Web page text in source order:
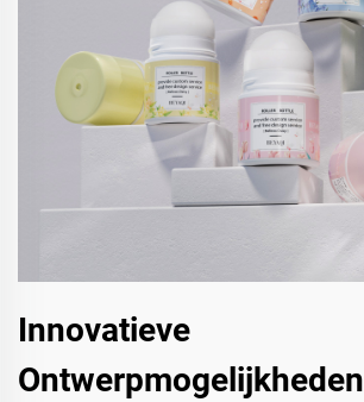
Innovatieve
Ontwerpmogelijkheden